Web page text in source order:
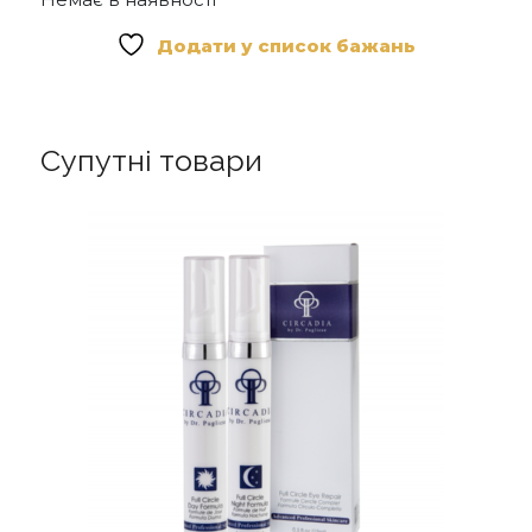
Додати у список бажань
Супутні товари